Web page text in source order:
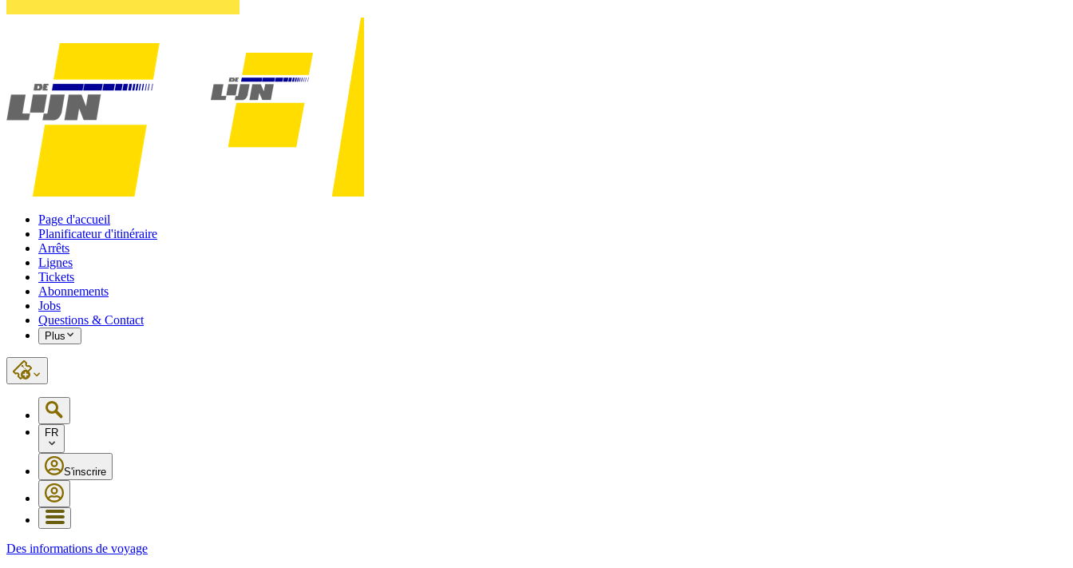
Page d'accueil
Planificateur d'itinéraire
Arrêts
Lignes
Tickets
Abonnements
Jobs
Questions & Contact
Plus
FR
S'inscrire
Des informations de voyage